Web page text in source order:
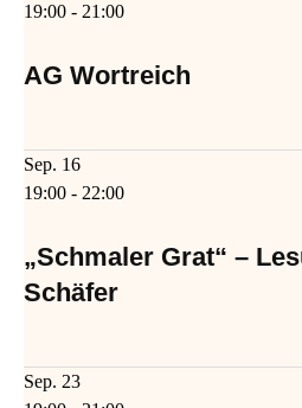
19:00 - 21:00
AG Wortreich
Sep. 16
19:00 - 22:00
„Schmaler Grat“ –
Schäfer
Sep. 23